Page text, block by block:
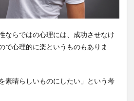
ならではの心理には、成功させなけ
で心理的に楽というものもありま
素晴らしいものにしたい」という考